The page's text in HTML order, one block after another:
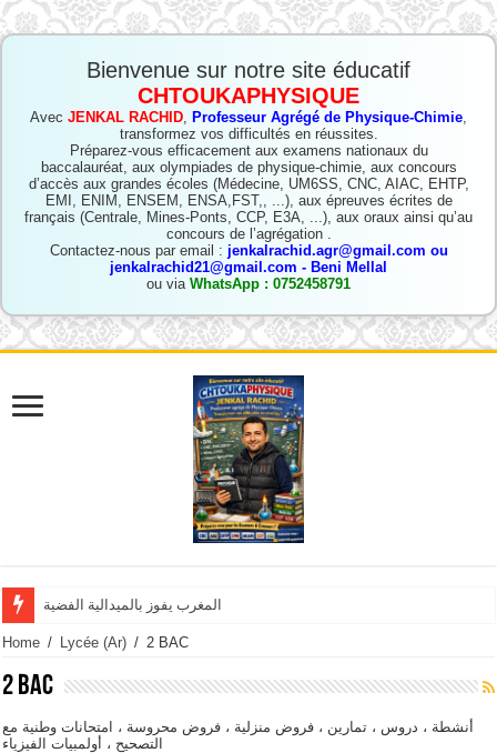
Bienvenue sur notre site éducatif
CHTOUKAPHYSIQUE
Avec JENKAL RACHID, Professeur Agrégé de Physique-Chimie,
transformez vos difficultés en réussites.
Préparez-vous efficacement aux examens nationaux du
baccalauréat, aux olympiades de physique-chimie, aux concours
d’accès aux grandes écoles (Médecine, UM6SS, CNC, AIAC, EHTP,
EMI, ENIM, ENSEM, ENSA,FST,, ...), aux épreuves écrites de
français (Centrale, Mines-Ponts, CCP, E3A, ...), aux oraux ainsi qu’au
concours de l’agrégation .
Contactez-nous par email : jenkalrachid.agr@gmail.com ou
jenkalrachid21@gmail.com - Beni Mellal
ou via WhatsApp : 0752458791
المغرب يفوز بالميدالية الفضية وينال تنويها شرفيا في الاولمب
Home / Lycée (Ar) / 2 BAC
2 BAC
أنشطة ، دروس ، تمارين ، فروض منزلية ، فروض محروسة ، امتحانات وطنية مع
التصحيح ، أولمبيات الفيزياء